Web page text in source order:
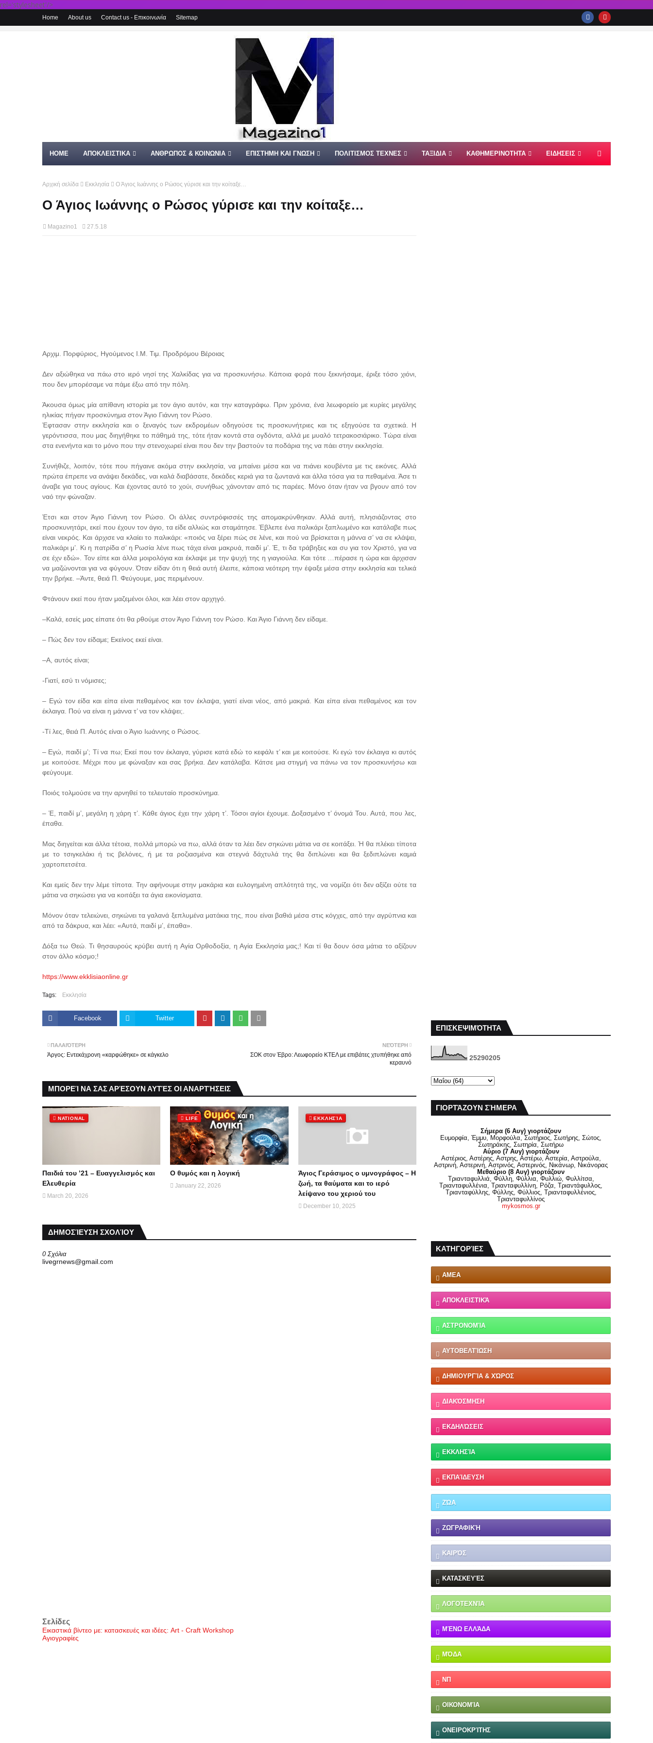
rel='stylesheet'/>
Home About us Contact us - Επικοινωνία Sitemap
HOME ΑΠΟΚΛΕΙΣΤΙΚΑ ΑΝΘΡΩΠΟΣ & ΚΟΙΝΩΝΙΑ ΕΠΙΣΤΗΜΗ ΚΑΙ ΓΝΩΣΗ ΠΟΛΙΤΙΣΜΟΣ ΤΕΧΝΕΣ ΤΑΞΙΔΙΑ ΚΑΘΗΜΕΡΙΝΟΤΗΤΑ ΕΙΔΗΣΕΙΣ
Αρχική σελίδα Εκκλησία Ο Άγιος Ιωάννης ο Ρώσος γύρισε και την κοίταξε…
Ο Άγιος Ιωάννης ο Ρώσος γύρισε και την κοίταξε…
Magazino1 27.5.18
Αρχιμ. Πορφύριος, Ηγούμενος Ι.Μ. Τιμ. Προδρόμου Βέροιας
Δεν αξιώθηκα να πάω στο ιερό νησί της Χαλκίδας για να προσκυνήσω. Κάποια φορά που ξεκινήσαμε, έριξε τόσο χιόνι,
που δεν μπορέσαμε να πάμε έξω από την πόλη.
Άκουσα όμως μία απίθανη ιστορία με τον άγιο αυτόν, και την καταγράφω. Πριν χρόνια, ένα λεωφορείο με κυρίες μεγάλης
ηλικίας πήγαν προσκύνημα στον Άγιο Γιάννη τον Ρώσο.
Έφτασαν στην εκκλησία και ο ξεναγός των εκδρομέων οδηγούσε τις προσκυνήτριες και τις εξηγούσε τα σχετικά. Η
γερόντισσα, που μας διηγήθηκε το πάθημά της, τότε ήταν κοντά στα ογδόντα, αλλά με μυαλό τετρακοσιάρικο. Tώρα είναι
στα ενενήντα και το μόνο που την στενοχωρεί είναι που δεν την βαστούν τα ποδάρια της να πάει στην εκκλησία.
Συνήθιζε, λοιπόν, τότε που πήγαινε ακόμα στην εκκλησία, να μπαίνει μέσα και να πιάνει κουβέντα με τις εικόνες. Αλλά
πρώτα έπρεπε να ανάψει δεκάδες, ναι καλά διαβάσατε, δεκάδες κεριά για τα ζωντανά και άλλα τόσα για τα πεθαμένα. Άσε τι
άναβε για τους αγίους. Και έχοντας αυτό το χούι, συνήθως χάνονταν από τις παρέες. Μόνο όταν ήταν να βγουν από τον
ναό την φώναζαν.
Έτσι και στον Άγιο Γιάννη τον Ρώσο. Οι άλλες συντρόφισσές της απομακρύνθηκαν. Αλλά αυτή, πλησιάζοντας στο
προσκυνητάρι, εκεί που έχουν τον άγιο, τα είδε αλλιώς και σταμάτησε. Έβλεπε ένα παλικάρι ξαπλωμένο και κατάλαβε πως
είναι νεκρός. Και άρχισε να κλαίει το παλικάρι: «ποιός να ξέρει πώς σε λένε, και πού να βρίσκεται η μάννα σ’ να σε κλάψει,
παλικάρι μ’. Κι η πατρίδα σ’ η Ρωσία λένε πως τάχα είναι μακρυά, παιδί μ’. Έ, τι δα τράβηξες και συ για τον Χριστό, για να
σε έχν εδώ». Τον είπε και άλλα μοιρολόγια και έκλαψε με την ψυχή της η γιαγιούλα. Και τότε …πέρασε η ώρα και άρχισαν
να μαζώνονται για να φύγουν. Όταν είδαν ότι η θειά αυτή έλειπε, κάποια νεότερη την έψαξε μέσα στην εκκλησία και τελικά
την βρήκε. –Άντε, θειά Π. Φεύγουμε, μας περιμένουν.
Φτάνουν εκεί που ήταν μαζεμένοι όλοι, και λέει στον αρχηγό.
–Καλά, εσείς μας είπατε ότι θα ρθούμε στον Άγιο Γιάννη τον Ρώσο. Και Άγιο Γιάννη δεν είδαμε.
– Πώς δεν τον είδαμε; Εκείνος εκεί είναι.
–Α, αυτός είναι;
-Γιατί, εσύ τι νόμισες;
– Εγώ τον είδα και είπα είναι πεθαμένος και τον έκλαψα, γιατί είναι νέος, από μακριά. Και είπα είναι πεθαμένος και τον
έκλαιγα. Πού να είναι η μάννα τ’ να τον κλάψει;.
-Τί λες, θειά Π. Αυτός είναι ο Άγιο Ιωάννης ο Ρώσος.
– Εγώ, παιδί μ’; Τί να πω; Εκεί που τον έκλαιγα, γύρισε κατά εδώ το κεφάλι τ’ και με κοιτούσε. Κι εγώ τον έκλαιγα κι αυτός
με κοιτούσε. Μέχρι που με φώναξαν και σας βρήκα. Δεν κατάλαβα. Κάτσε μια στιγμή να πάνω να τον προσκυνήσω και
φεύγουμε.
Ποιός τολμούσε να την αρνηθεί το τελευταίο προσκύνημα.
– Έ, παιδί μ’, μεγάλη η χάρη τ’. Κάθε άγιος έχει την χάρη τ’. Τόσοι αγίοι έχουμε. Δοξασμένο τ’ όνομά Του. Αυτά, που λες,
έπαθα.
Μας διηγείται και άλλα τέτοια, πολλά μπορώ να πω, αλλά όταν τα λέει δεν σηκώνει μάτια να σε κοιτάξει. Ή θα πλέκει τίποτα
με το τσιγκελάκι ή τις βελόνες, ή με τα ροζιασμένα και στεγνά δάχτυλά της θα διπλώνει και θα ξεδιπλώνει καμιά
χαρτοπετσέτα.
Και εμείς δεν την λέμε τίποτα. Την αφήνουμε στην μακάρια και ευλογημένη απλότητά της, να νομίζει ότι δεν αξίζει ούτε τα
μάτια να σηκώσει για να κοιτάξει τα άγια εικονίσματα.
Μόνον όταν τελειώνει, σηκώνει τα γαλανά ξεπλυμένα ματάκια της, που είναι βαθιά μέσα στις κόγχες, από την αγρύπνια και
από τα δάκρυα, και λέει: «Αυτά, παιδί μ’, έπαθα».
Δόξα τω Θεώ. Τι θησαυρούς κρύβει αυτή η Αγία Ορθοδοξία, η Αγία Εκκλησία μας;! Και τί θα δουν όσα μάτια το αξίζουν
στον άλλο κόσμο;!
https://www.ekklisiaonline.gr
Tags: Εκκλησία
Facebook Twitter
ΝΕΌΤΕΡΗ
ΣΟΚ στον Έβρο: Λεωφορείο ΚΤΕΛ με επιβάτες χτυπήθηκε από
κεραυνό
ΠΑΛΑΙΌΤΕΡΗ
Άργος: Εντεκάχρονη «καρφώθηκε» σε κάγκελο
ΜΠΟΡΕΊ ΝΑ ΣΑΣ ΑΡΈΣΟΥΝ ΑΥΤΈΣ ΟΙ ΑΝΑΡΤΉΣΕΙΣ
NATIONAL
Παιδιά του ’21 – Ευαγγελισμός και
Ελευθερία
March 20, 2026
LIFE
Ο θυμός και η λογική
January 22, 2026
ΕΚΚΛΗΣΊΑ
Άγιος Γεράσιμος ο υμνογράφος – Η
ζωή, τα θαύματα και το ιερό
λείψανο του χεριού του
December 10, 2025
ΔΗΜΟΣΊΕΥΣΗ ΣΧΟΛΊΟΥ
0 Σχόλια
livegrnews@gmail.com
Σελίδες
Εικαστικά βίντεο με: κατασκευές και ιδέες: Art - Craft Workshop
Αγιογραφίες
ΕΠΙΣΚΕΨΙΜΌΤΗΤΑ
25290205
ΓΙΟΡΤΆΖΟΥΝ ΣΉΜΕΡΑ
Σήμερα (6 Αυγ) γιορτάζουν
Ευμορφία, Έμμυ, Μορφούλα, Σωτήριος, Σωτήρης, Σώτος,
Σωτηράκης, Σωτηρία, Σωτήρω
Αύριο (7 Αυγ) γιορτάζουν
Αστέριος, Αστέρης, Αστρης, Αστέρω, Αστερία, Αστρούλα,
Αστρινή, Αστερινή, Αστρινός, Αστερινός, Νικάνωρ, Νικάνορας
Μεθαύριο (8 Αυγ) γιορτάζουν
Τριανταφυλλιά, Φύλλη, Φύλλια, Φυλλιώ, Φυλλίτσα,
Τριανταφυλλένια, Τριανταφυλλίνη, Ρόζα, Τριαντάφυλλος,
Τριανταφύλλης, Φύλλης, Φύλλιος, Τριανταφυλλένιος,
Τριανταφυλλίνος
mykosmos.gr
ΚΑΤΗΓΟΡΊΕΣ
ΑΜΕΑ
ΑΠΟΚΛΕΙΣΤΙΚΆ
ΑΣΤΡΟΝΟΜΊΑ
ΑΥΤΟΒΕΛΤΊΩΣΗ
ΔΗΜΙΟΥΡΓΊΑ & ΧΏΡΟΣ
ΔΙΑΚΌΣΜΗΣΗ
ΕΚΔΗΛΏΣΕΙΣ
ΕΚΚΛΗΣΊΑ
ΕΚΠΑΊΔΕΥΣΗ
ΖΏΑ
ΖΩΓΡΑΦΙΚΉ
ΚΑΙΡΌΣ
ΚΑΤΑΣΚΕΥΈΣ
ΛΟΓΟΤΕΧΝΊΑ
ΜΈΝΩ ΕΛΛΆΔΑ
ΜΌΔΑ
ΝΠ
ΟΙΚΟΝΟΜΊΑ
ΟΝΕΙΡΟΚΡΊΤΗΣ